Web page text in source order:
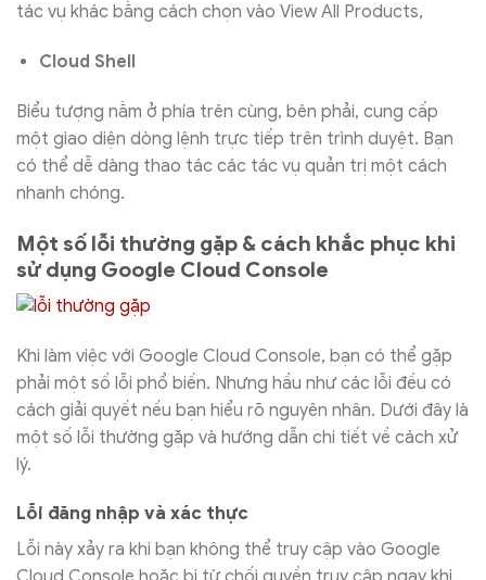
tác vụ khác bằng cách chọn vào View All Products,
Cloud Shell
Biểu tượng nằm ở phía trên cùng, bên phải, cung cấp
một giao diện dòng lệnh trực tiếp trên trình duyệt. Bạn
có thể dễ dàng thao tác các tác vụ quản trị một cách
nhanh chóng.
Một số lỗi thường gặp & cách khắc phục khi
sử dụng Google Cloud Console
Khi làm việc với Google Cloud Console, bạn có thể gặp
phải một số lỗi phổ biến. Nhưng hầu như các lỗi đều có
cách giải quyết nếu bạn hiểu rõ nguyên nhân. Dưới đây là
một số lỗi thường gặp và hướng dẫn chi tiết về cách xử
lý.
Lỗi đăng nhập và xác thực
Lỗi này xảy ra khi bạn không thể truy cập vào Google